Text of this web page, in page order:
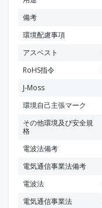
備考
環境配慮事項
アスベスト
RoHS指令
J-Moss
環境自己主張マーク
その他環境及び安全規
格
電波法備考
電気通信事業法備考
電波法
電気通信事業法